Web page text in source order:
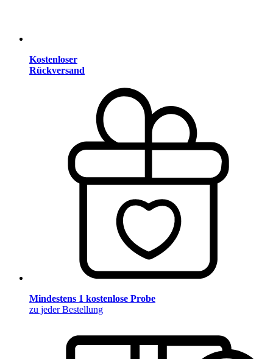
Kostenloser
Rückversand
Mindestens 1 kostenlose Probe
zu jeder Bestellung